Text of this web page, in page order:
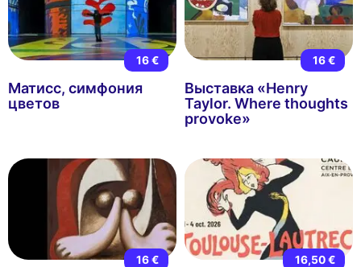
16 €
Матисс, симфония
цветов
16 €
Выставка «Henry
Taylor. Where thoughts
provoke»
16 € 16,50 €